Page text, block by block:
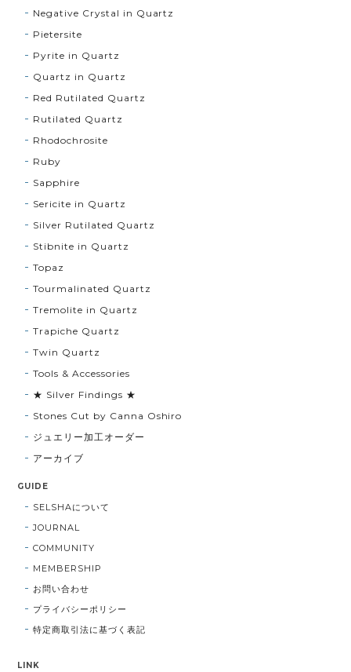
Negative Crystal in Quartz
Pietersite
Pyrite in Quartz
Quartz in Quartz
Red Rutilated Quartz
Rutilated Quartz
Rhodochrosite
Ruby
Sapphire
Sericite in Quartz
Silver Rutilated Quartz
Stibnite in Quartz
Topaz
Tourmalinated Quartz
Tremolite in Quartz
Trapiche Quartz
Twin Quartz
Tools & Accessories
★ Silver Findings ★
Stones Cut by Canna Oshiro
ジュエリー加工オーダー
アーカイブ
GUIDE
SELSHAについて
JOURNAL
COMMUNITY
MEMBERSHIP
お問い合わせ
プライバシーポリシー
特定商取引法に基づく表記
LINK